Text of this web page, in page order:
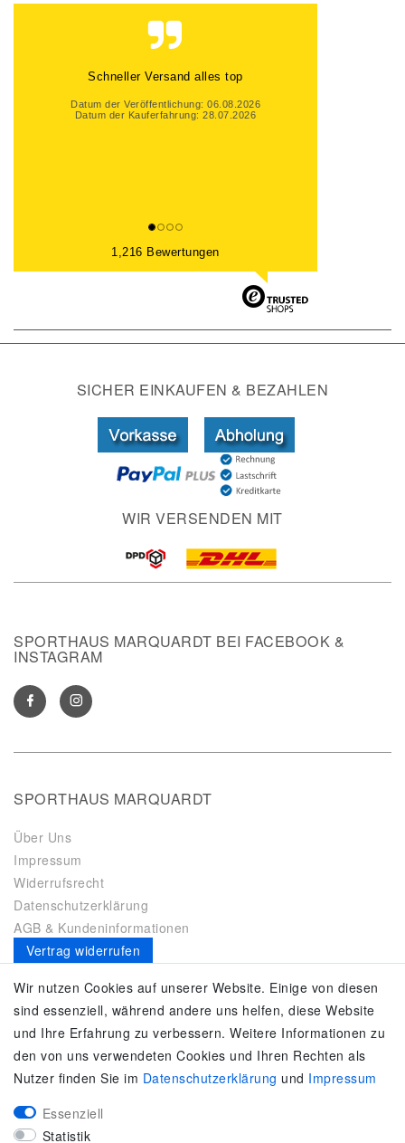
Gute Beratung, auch per Mail und super
Datum der Veröffentlichung: 06.08.2026
1,216 Bewertungen
SICHER EINKAUFEN & BEZAHLEN
WIR VERSENDEN MIT
SPORTHAUS MARQUARDT BEI FACEBOOK &
INSTAGRAM
SPORTHAUS MARQUARDT
Über Uns
Impressum
Widerrufsrecht
Datenschutzerklärung
AGB & Kundeninformationen
Vertrag widerrufen
Es gilt unsereDatenschutzerklärung
SERVICE
Kontakt
Zahlung & Versand
Umtausch / Rückgabe
Größenberater
Wir nutzen Cookies auf unserer Website. Einige von diesen
sind essenziell, während andere uns helfen, diese Website
und Ihre Erfahrung zu verbessern. Weitere Informationen zu
den von uns verwendeten Cookies und Ihren Rechten als
Nutzer finden Sie im Daten­schutz­erklärung und Impressum
Essenziell
Statistik